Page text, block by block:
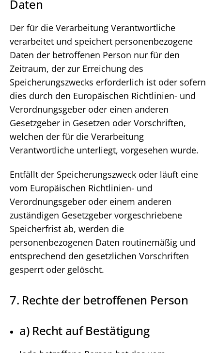
Daten
Der für die Verarbeitung Verantwortliche
verarbeitet und speichert personenbezogene
Daten der betroffenen Person nur für den
Zeitraum, der zur Erreichung des
Speicherungszwecks erforderlich ist oder sofern
dies durch den Europäischen Richtlinien- und
Verordnungsgeber oder einen anderen
Gesetzgeber in Gesetzen oder Vorschriften,
welchen der für die Verarbeitung
Verantwortliche unterliegt, vorgesehen wurde.
Entfällt der Speicherungszweck oder läuft eine
vom Europäischen Richtlinien- und
Verordnungsgeber oder einem anderen
zuständigen Gesetzgeber vorgeschriebene
Speicherfrist ab, werden die
personenbezogenen Daten routinemäßig und
entsprechend den gesetzlichen Vorschriften
gesperrt oder gelöscht.
7. Rechte der betroffenen Person
a) Recht auf Bestätigung